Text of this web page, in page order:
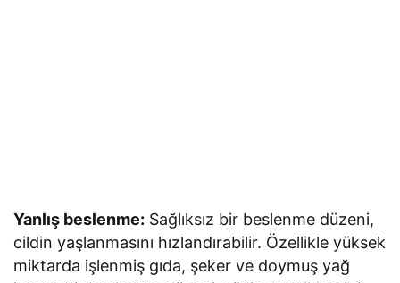
Yanlış beslenme: Sağlıksız bir beslenme düzeni,
cildin yaşlanmasını hızlandırabilir. Özellikle yüksek
miktarda işlenmiş gıda, şeker ve doymuş yağ